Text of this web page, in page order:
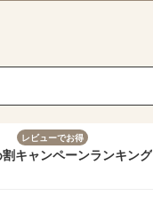
レビューでお得
キャンペーンランキング